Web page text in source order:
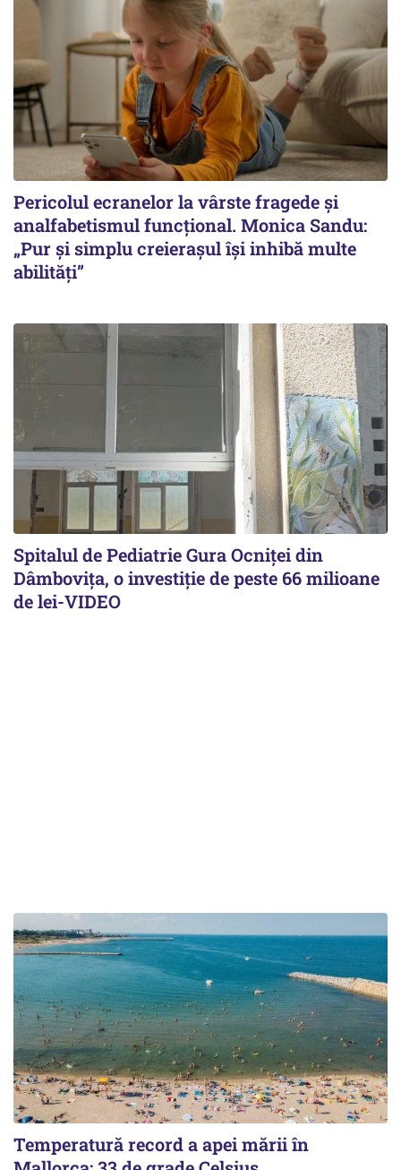
Pericolul ecranelor la vârste fragede și
analfabetismul funcțional. Monica Sandu:
„Pur și simplu creierașul își inhibă multe
abilități”
Spitalul de Pediatrie Gura Ocniței din
Dâmbovița, o investiție de peste 66 milioane
de lei-VIDEO
Temperatură record a apei mării în